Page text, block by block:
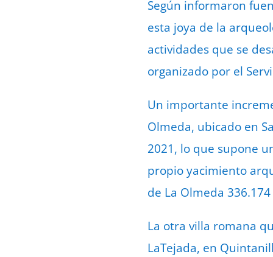
Según informaron
esta joya de la
actividades que se
organizado por el
Un importante
Olmeda, ubicado en
2021, lo que supone
propio yacimiento
de La Olmeda
La otra villa romana
LaTejada, en